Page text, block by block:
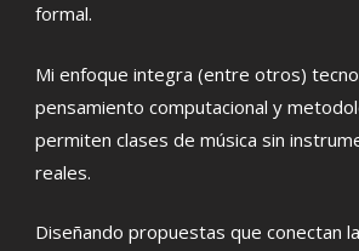
formal.
Mi enfoque integra (entre otros)
pensamiento computacional y
permiten clases de música sin
reales.
Diseñando propuestas que conectan